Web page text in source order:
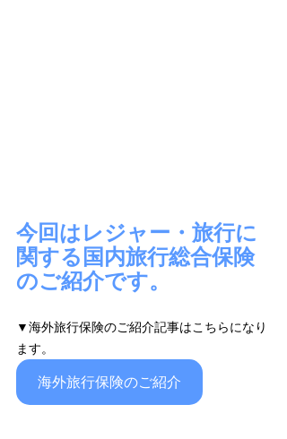
今回はレジャー・旅行に
関する国内旅行総合保険
のご紹介です。
▼海外旅行保険のご紹介記事はこちらになり
ます。
海外旅行保険のご紹介